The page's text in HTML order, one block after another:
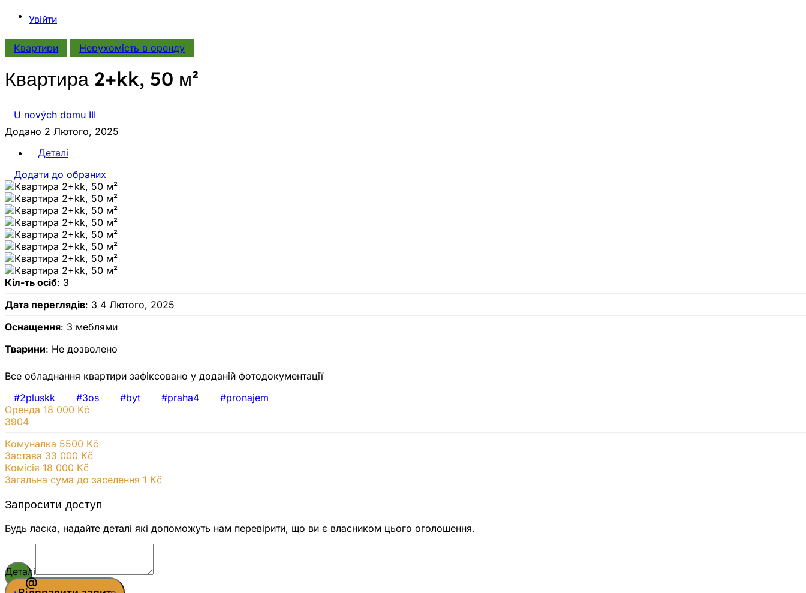
Увійти
Квартири Нерухомiсть в оренду
Квартира 2+kk, 50 м²
U nových domu III
Додано 2 Лютого, 2025
Деталі
Додати до обраних
Кіл-ть осіб: 3
Дата переглядів: З 4 Лютого, 2025
Оснащення: З меблями
Тварини: Не дозволено
Все обладнання квартири зафіксовано у доданій фотодокументації
#2pluskk
#3os #byt #praha4 #pronajem
Комуналка 5500 Kč
Застава 33 000 Kč
Комісія 18 000 Kč
Оренда 18 000 Kč
Загальна сума до заселення 1 Kč
3904
Запросити доступ
Будь ласка, надайте деталі які допоможуть нам перевірити, що ви є власником цього оголошення.
Деталі